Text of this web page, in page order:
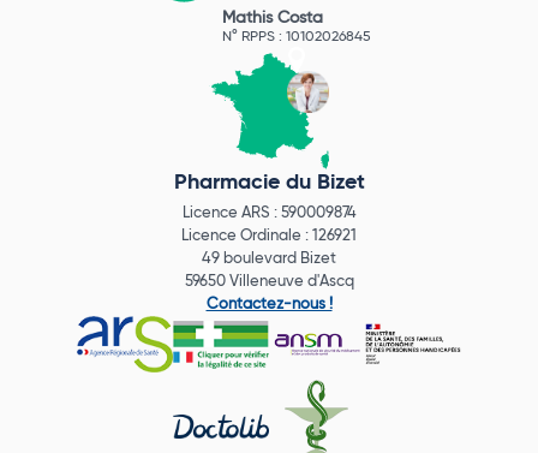
Mathis Costa
N° RPPS : 10102026845
Pharmacie du Bizet
Licence ARS : 590009874
Licence Ordinale : 126921
49 boulevard Bizet
59650 Villeneuve d'Ascq
Contactez-nous !